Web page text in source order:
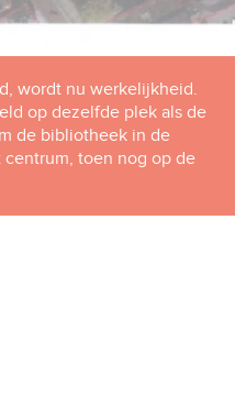
wordt nu werkelijkheid.
op dezelfde plek als de
de bibliotheek in de
centrum, toen nog op de